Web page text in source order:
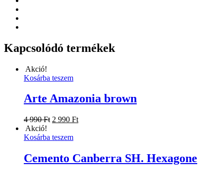
Kapcsolódó termékek
Akció!
Kosárba teszem
Arte Amazonia brown
4 990Ft Original
was:
990 Ft.
2 990 FtCurrent
990 Ft.
Akció!
Kosárba teszem
Cemento Canberra SH. Hexagone